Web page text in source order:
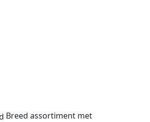
Breed assortiment met